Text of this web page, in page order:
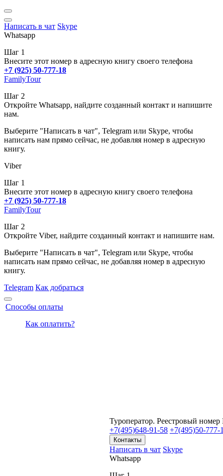
Написать в чат Skype
Whatsapp
Шаг 1
Внесите этот номер в адресную книгу своего телефона
+7 (925) 50-777-18
FamilyTour
Шаг 2
Откройте Whatsapp, найдите созданный контакт и напишите
нам.
Выберите "Написать в чат", Telegram или Skype, чтобы
написать нам прямо сейчас, не добавляя номер в адресную
книгу.
Viber
Шаг 1
Внесите этот номер в адресную книгу своего телефона
+7 (925) 50-777-18
FamilyTour
Шаг 2
Откройте Viber, найдите созданный контакт и напишите нам.
Выберите "Написать в чат", Telegram или Skype, чтобы
написать нам прямо сейчас, не добавляя номер в адресную
книгу.
Telegram Как добраться
Способы оплаты
Как оплатить?
Туроператор. Реестровый
+7(495)648-91-58 +7(495)50-777-
Контакты
Написать в чат Skype
Whatsapp